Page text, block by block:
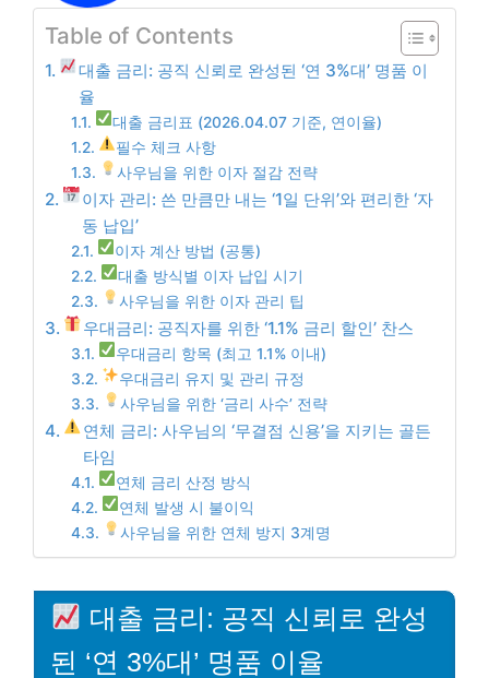
Table of Contents
대출 금리: 공직 신뢰로 완성된 ‘연 3%대’ 명품 이
율
대출 금리표 (2026.04.07 기준, 연이율)
필수 체크 사항
사우님을 위한 이자 절감 전략
이자 관리: 쓴 만큼만 내는 ‘1일 단위’와 편리한 ‘자
동 납입’
이자 계산 방법 (공통)
대출 방식별 이자 납입 시기
사우님을 위한 이자 관리 팁
우대금리: 공직자를 위한 ‘1.1% 금리 할인’ 찬스
우대금리 항목 (최고 1.1% 이내)
우대금리 유지 및 관리 규정
사우님을 위한 ‘금리 사수’ 전략
연체 금리: 사우님의 ‘무결점 신용’을 지키는 골든
타임
연체 금리 산정 방식
연체 발생 시 불이익
사우님을 위한 연체 방지 3계명
대출 금리: 공직 신뢰로 완성
된 ‘연 3%대’ 명품 이율